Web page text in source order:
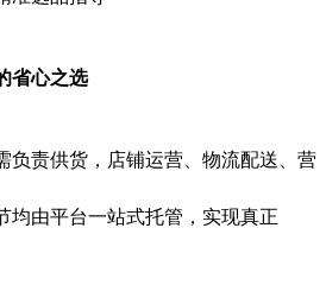
省心之选
负责供货，店铺运营、物流配送、营
均由平台一站式托管，实现真正